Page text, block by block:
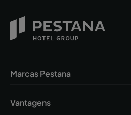
Marcas Pestana
Vantagens